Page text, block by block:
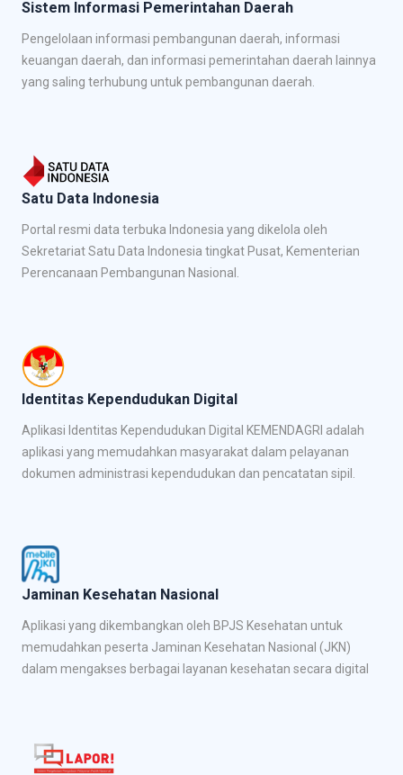
Sistem Informasi Pemerintahan Daerah
Pengelolaan informasi pembangunan daerah, informasi
keuangan daerah, dan informasi pemerintahan daerah lainnya
yang saling terhubung untuk pembangunan daerah.
Satu Data Indonesia
Portal resmi data terbuka Indonesia yang dikelola oleh
Sekretariat Satu Data Indonesia tingkat Pusat, Kementerian
Perencanaan Pembangunan Nasional.
Identitas Kependudukan Digital
Aplikasi Identitas Kependudukan Digital KEMENDAGRI adalah
aplikasi yang memudahkan masyarakat dalam pelayanan
dokumen administrasi kependudukan dan pencatatan sipil.
Jaminan Kesehatan Nasional
Aplikasi yang dikembangkan oleh BPJS Kesehatan untuk
memudahkan peserta Jaminan Kesehatan Nasional (JKN)
dalam mengakses berbagai layanan kesehatan secara digital